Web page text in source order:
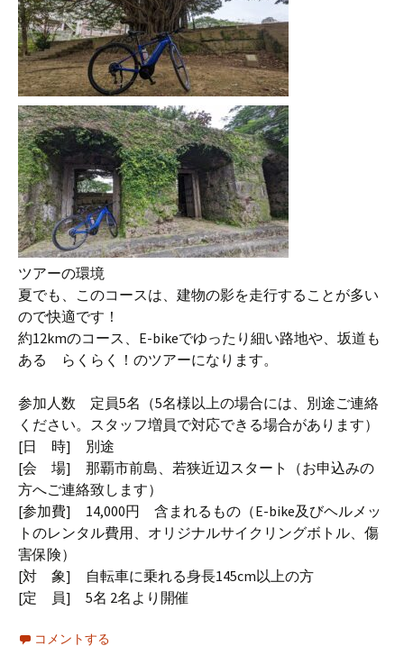
ツアーの環境
夏でも、このコースは、建物の影を走行することが多い
ので快適です！
約12kmのコース、E-bikeでゆったり細い路地や、坂道も
ある らくらく！のツアーになります。
参加人数 定員5名（5名様以上の場合には、別途ご連絡
ください。スタッフ増員で対応できる場合があります）
[日 時] 別途
[会 場] 那覇市前島、若狭近辺スタート（お申込みの
方へご連絡致します）
[参加費] 14,000円 含まれるもの（E-bike及びヘルメッ
トのレンタル費用、オリジナルサイクリングボトル、傷
害保険）
[対 象] 自転車に乗れる身長145cm以上の方
[定 員] 5名 2名より開催
コメントする